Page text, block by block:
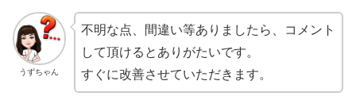
うずちゃん
不明な点、間違い等ありましたら、コメント
して頂けるとありがたいです。
すぐに改善させていただきます。